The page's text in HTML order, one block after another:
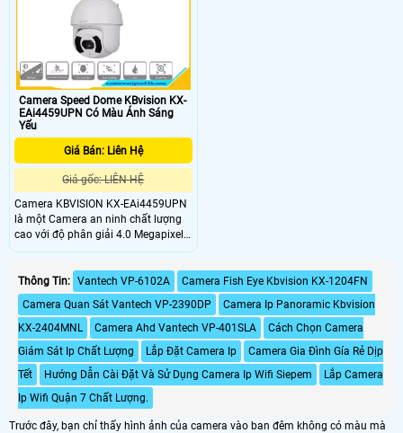
250m giúp Camera hoạt động hiệu
quả trong môi trường ánh sáng yếu
Camera Speed Dome KBvision KX-
EAi4459UPN Có Màu Ánh Sáng
Yếu
Giá Bán: Liên Hệ
Giá gốc: LIÊN HỆ
Camera KBVISION KX-EAi4459UPN
là một Camera an ninh chất lượng
cao với độ phân giải 4.0 Megapixel
25/30fps cho hình ảnh sắc nét và
EAi4459UPN cũng được tích hợp
công nghệ hồng ngoại cho tầm nhìn
ban đêm đến 250m
Thông Tin: Vantech VP-6102A
Camera Fish Eye Kbvision KX-1204FN
Camera Quan Sát Vantech VP-2390DP
Camera Ip Panoramic Kbvision
KX-2404MNL
Camera Ahd Vantech VP-401SLA
Cách Chọn Camera
Giám Sát Ip Chất Lượng
Lắp Đặt Camera Ip
Camera Gia Đình Gía Rẻ Dịp
Tết
Hướng Dẫn Cài Đặt Và Sử Dụng Camera Ip Wifi Siepem
Lắp Camera
Ip Wifi Quận 7 Chất Lượng.
Trước đây, bạn chỉ thấy hình ảnh của camera vào ban đêm không có màu mà